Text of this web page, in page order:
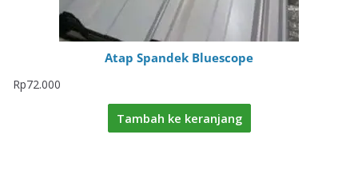
Atap Spandek Bluescope
Rp72.000
Tambah ke keranjang